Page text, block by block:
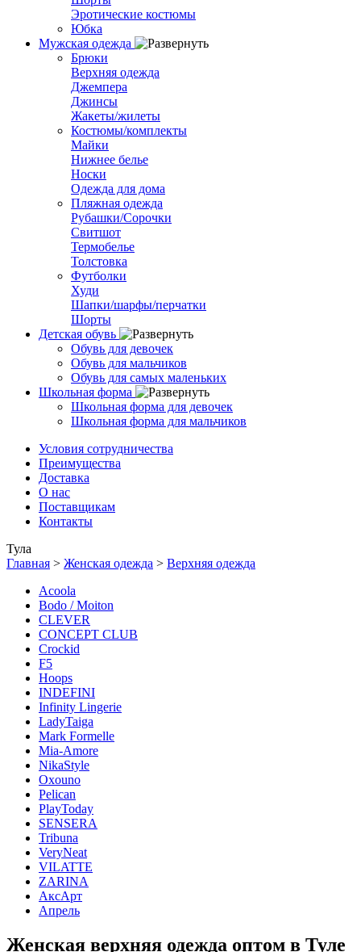
Эротические костюмы
Юбка
Мужская одежда
Брюки
Верхняя одежда
Джемпера
Джинсы
Жакеты/жилеты
Костюмы/комплекты
Майки
Нижнее белье
Носки
Одежда для дома
Пляжная одежда
Рубашки/Сорочки
Свитшот
Термобелье
Толстовка
Футболки
Худи
Шапки/шарфы/перчатки
Шорты
Детская обувь
Обувь для девочек
Обувь для мальчиков
Обувь для самых маленьких
Школьная форма
Школьная форма для девочек
Школьная форма для мальчиков
Условия сотрудничества
Преимущества
Доставка
О нас
Поставщикам
Контакты
Тула
Главная > Женская одежда > Верхняя одежда
Acoola
Bodo / Moiton
CLEVER
CONCEPT CLUB
Crockid
F5
Hoops
INDEFINI
Infinity Lingerie
LadyTaiga
Mark Formelle
Mia-Amore
NikaStyle
Oxouno
Pelican
PlayToday
SENSERA
Tribuna
VeryNeat
VILATTE
ZARINA
АксАрт
Апрель
Женская верхняя одежда оптом в Туле